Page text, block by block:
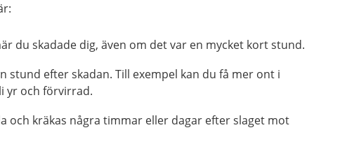
du skadade dig, även om det var en mycket kort stund.
stund efter skadan. Till exempel kan du få mer ont i
yr och förvirrad.
och kräkas några timmar eller dagar efter slaget mot